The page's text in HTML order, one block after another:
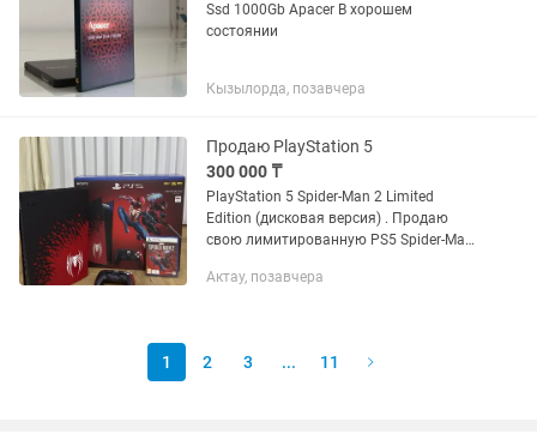
Ssd 1000Gb Apacer В хорошем
состоянии
Кызылорда, позавчера
Продаю PlayStation 5
300 000 ₸
PlayStation 5 Spider-Man 2 Limited
Edition (дисковая версия) . Продаю
свою лимитированную PS5 Spider-Man
Консоль полностью исправна,
Актау, позавчера
1 2 3 ... 11